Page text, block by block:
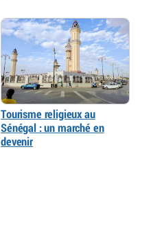
Tourisme religieux au
Sénégal : un marché en
devenir